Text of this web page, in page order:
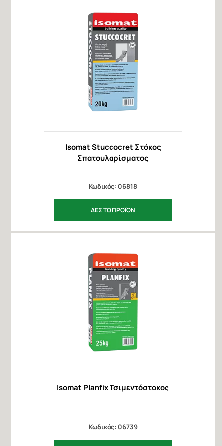
Isomat Stuccocret Στόκος
Σπατουλαρίσματος
Κωδικός: 06818
ΔΕΣ ΤΟ ΠΡΟΪΟΝ
Isomat Planfix Τσιμεντόστοκος
Κωδικός: 06739